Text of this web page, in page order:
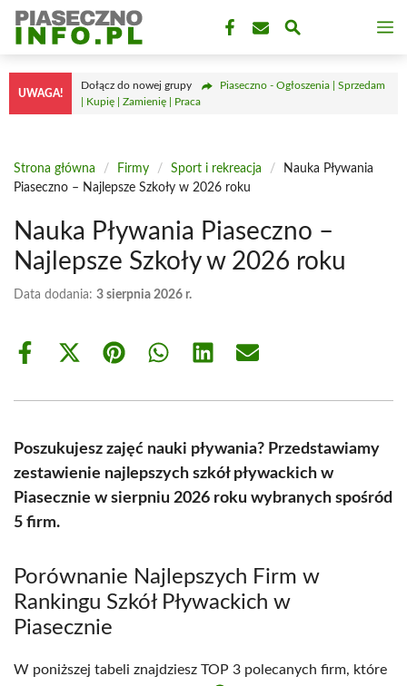
Przejdź
treści
UWAGA!
Dołącz do nowej grupy
Piaseczno - Ogłoszenia | Sprzedam
| Kupię | Zamienię | Praca
Strona główna / Firmy / Sport i rekreacja /
Nauka Pływania
Piaseczno – Najlepsze Szkoły w 2026 roku
Nauka Pływania Piaseczno –
Najlepsze Szkoły w 2026 roku
Data dodania: 3 sierpnia 2026 r.
Share
Share
(Twitter)
Share Share Share Share
Poszukujesz zajęć nauki pływania? Przedstawiamy
zestawienie najlepszych szkół pływackich w
Piasecznie w sierpniu 2026 roku wybranych spośród
5 firm.
Porównanie Najlepszych Firm w
Rankingu Szkół Pływackich w
Piasecznie
W poniższej tabeli znajdziesz TOP 3 polecanych firm, które